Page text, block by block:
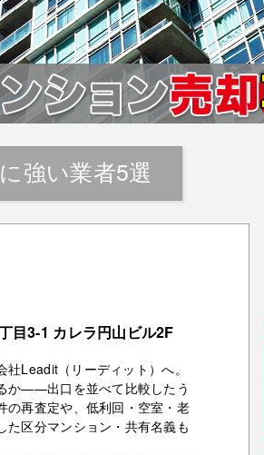
強い業者5選
目3-1 カレラ円山ビル2F
Leadit（リーディット）へ。
か——出口を並べて比較したう
の再査定や、低利回・空室・老
区分マンション・共有名義も